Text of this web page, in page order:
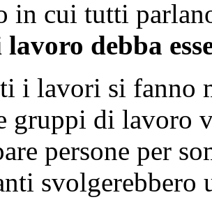
in cui tutti
lavoro debba
i lavori si fanno
gruppi di lavoro
persone per
svolgerebbero